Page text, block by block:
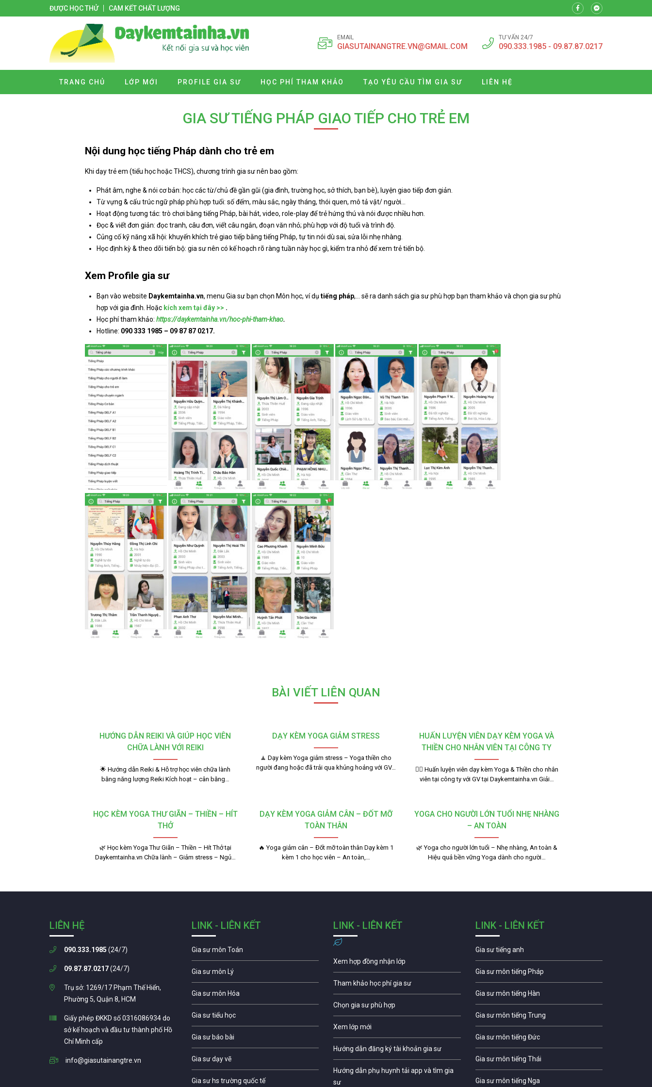
ĐƯỢC HỌC THỬ CAM KẾT CHẤT LƯỢNG
EMAIL
GIASUTAINANGTRE.VN@GMAIL.COM
TƯ VẤN 24/7
090.333.1985 - 09.87.87.0217
TRANG CHỦ LỚP MỚI PROFILE GIA SƯ HỌC PHÍ THAM KHẢO TẠO YÊU CẦU TÌM GIA SƯ LIÊN HỆ
GIA SƯ TIẾNG PHÁP GIAO TIẾP CHO TRẺ EM
Nội dung học tiếng Pháp dành cho trẻ em
Khi dạy trẻ em (tiểu học hoặc THCS), chương trình gia sư nên bao gồm:
Phát âm, nghe & nói cơ bản: học các từ/chủ đề gần gũi (gia đình, trường học, sở thích, bạn bè), luyện giao tiếp đơn giản.
Từ vựng & cấu trúc ngữ pháp phù hợp tuổi: số đếm, màu sắc, ngày tháng, thói quen, mô tả vật/ người…
Hoạt động tương tác: trò chơi bằng tiếng Pháp, bài hát, video, role-play để trẻ hứng thú và nói được nhiều hơn.
Đọc & viết đơn giản: đọc tranh, câu đơn, viết câu ngắn, đoạn văn nhỏ; phù hợp với độ tuổi và trình độ.
Củng cố kỹ năng xã hội: khuyến khích trẻ giao tiếp bằng tiếng Pháp, tự tin nói dù sai, sửa lỗi nhẹ nhàng.
Học định kỳ & theo dõi tiến bộ: gia sư nên có kế hoạch rõ ràng tuần này học gì, kiểm tra nhỏ để xem trẻ tiến bộ.
Xem Profile gia sư
Bạn vào website Daykemtainha.vn, menu Gia sư bạn chọn Môn học, ví dụ tiếng pháp,… sẽ ra danh sách gia sư phù hợp bạn tham khảo và chọn gia sư phù
hợp với gia đình. Hoặc kích xem tại đây >> .
Học phí tham khảo: https://daykemtainha.vn/hoc-phi-tham-khao.
Hotline: 090 333 1985 – 09 87 87 0217.
BÀI VIẾT LIÊN QUAN
HƯỚNG DẪN REIKI VÀ GIÚP HỌC VIÊN
CHỮA LÀNH VỚI REIKI
🌟 Hướng dẫn Reiki & Hỗ trợ học viên chữa lành
bằng năng lượng Reiki Kích hoạt – cân bằng…
DẠY KÈM YOGA GIẢM STRESS
🧘 Dạy kèm Yoga giảm stress – Yoga thiền cho
người đang hoặc đã trải qua khủng hoảng với GV…
HUẤN LUYỆN VIÊN DẠY KÈM YOGA VÀ
THIỀN CHO NHÂN VIÊN TẠI CÔNG TY
🧘‍♂️ Huấn luyện viên dạy kèm Yoga & Thiền cho nhân
viên tại công ty với GV tại Daykemtainha.vn Giải…
HỌC KÈM YOGA THƯ GIÃN – THIỀN – HÍT
THỞ
🌿 Học kèm Yoga Thư Giãn – Thiền – Hít Thở tại
Daykemtainha.vn Chữa lành – Giảm stress – Ngủ…
DẠY KÈM YOGA GIẢM CÂN – ĐỐT MỠ
TOÀN THÂN
🔥 Yoga giảm cân – Đốt mỡ toàn thân Dạy kèm 1
kèm 1 cho học viên – An toàn,…
YOGA CHO NGƯỜI LỚN TUỔI NHẸ NHÀNG
– AN TOÀN
🌿 Yoga cho người lớn tuổi – Nhẹ nhàng, An toàn &
Hiệu quả bền vững Yoga dành cho người…
LIÊN HỆ
090.333.1985 (24/7)
09.87.87.0217(24/7)
Trụ sở: 1269/17 Phạm Thế Hiển,
Phường 5, Quận 8, HCM
Giấy phép ĐKKD số 0316086934 do
sở kế hoạch và đầu tư thành phố Hồ
Chí Minh cấp
info@giasutainangtre.vn
LINK - LIÊN KẾT
Gia sư môn Toán
Gia sư môn Lý
Gia sư môn Hóa
Gia sư tiểu học
Gia sư báo bài
Gia sư dạy vẽ
Gia sư hs trường quốc tế
LINK - LIÊN KẾT
Xem hợp đồng nhận lớp
Tham khảo học phí gia sư
Chọn gia sư phù hợp
Xem lớp mới
Hướng dẫn đăng ký tài khoản gia sư
Hướng dẫn phụ huynh tải app và tìm gia
sư
LINK - LIÊN KẾT
Gia sư tiếng anh
Gia sư môn tiếng Pháp
Gia sư môn tiếng Hàn
Gia sư môn tiếng Trung
Gia sư môn tiếng Đức
Gia sư môn tiếng Thái
Gia sư môn tiếng Nga